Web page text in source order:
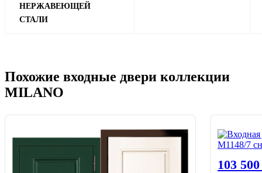
НЕРЖАВЕЮЩЕЙ
СТАЛИ
Похожие входные двери коллекции
MILANO
103